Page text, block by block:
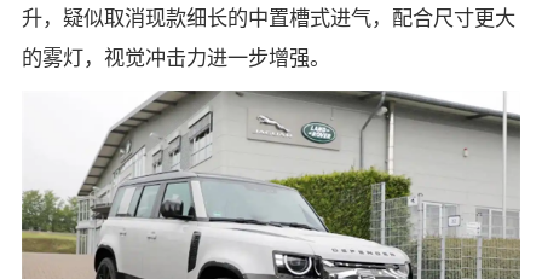
升，疑似取消现款细长的中置槽式进气，配合尺寸更大
的雾灯，视觉冲击力进一步增强。